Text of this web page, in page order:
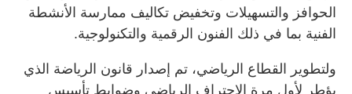
الحوافز والتسهيلات وتخفيض تكاليف ممارسة الأنشطة
الفنية بما في ذلك الفنون الرقمية والتكنولوجية.
ولتطوير القطاع الرياضي، تم إصدار قانون الرياضة الذي
يؤطر لأول مرة الاحتراف الرياضي وضوابط تأسيس